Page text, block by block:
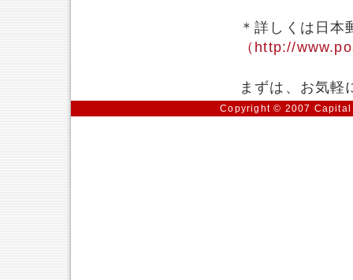
＊詳しくは日
（http://
まずは、お気軽
Copyright © 2007